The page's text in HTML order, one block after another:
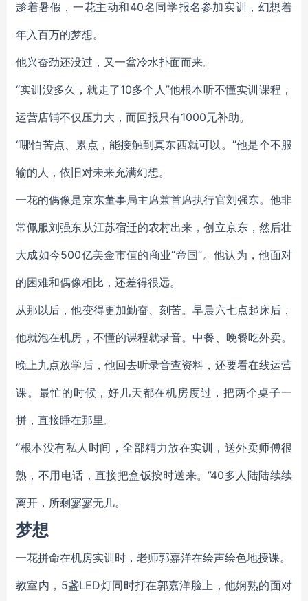
趁着暑假，一花主动和40名同学报名参加实训，幻想着
年入百万的梦想。
他兴奋劲还没过，又一盆冷水扑面而来。
“实训没多久，就走了10多个人”他根本听不懂实训课程，
运营店铺不仅压力大，而回报只有1000元补助。
“哪怕苦点、累点，能接触到真东西就可以。”他是个不服
输的人，依旧对未来充满幻想。
一花的偶像是京东董事局主席兼首席执行官刘强东。他非
常佩服刘强东从江苏宿迁的农村出来，创立京东，然后壮
大成如今500亿美金市值的商业“帝国”。他认为，他面对
的困难和偶像相比，还差得很远。
从那以后，他变得更加勤奋、刻苦。早晨六七点起床后，
他就泡在机房，不懂的课程就录音。中餐、晚餐吃外卖。
晚上九点放学后，他回去听录音查资料，还要看在线运营
课。最忙的时候，好几天都在机房度过，把两个桌子一
拼，直接睡在那里。
“根本没有私人时间，全部精力放在实训，送外卖师傅很
熟，不用电话，直接把盒饭按时送来。”40多人陆陆续续
离开，所剩寥寥无几。
梦想
一花拼命在机房实训时，老师郭嘉洋在绘声绘色地授课。
教室内，5盏LED灯同时打在郭嘉洋脸上，他娴熟的面对